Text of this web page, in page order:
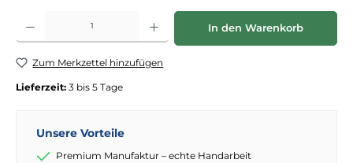
Produkt Anzahl: Gib den gewünschten Wert ein oder benutze die
In den Warenkorb
Zum Merkzettel hinzufügen
Lieferzeit: 3 bis 5 Tage
Unsere Vorteile
Premium Manufaktur – echte Handarbeit